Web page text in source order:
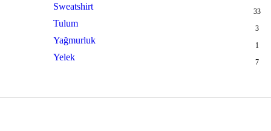
Sweatshirt 33
Tulum 3
Yağmurluk 1
Yelek 7